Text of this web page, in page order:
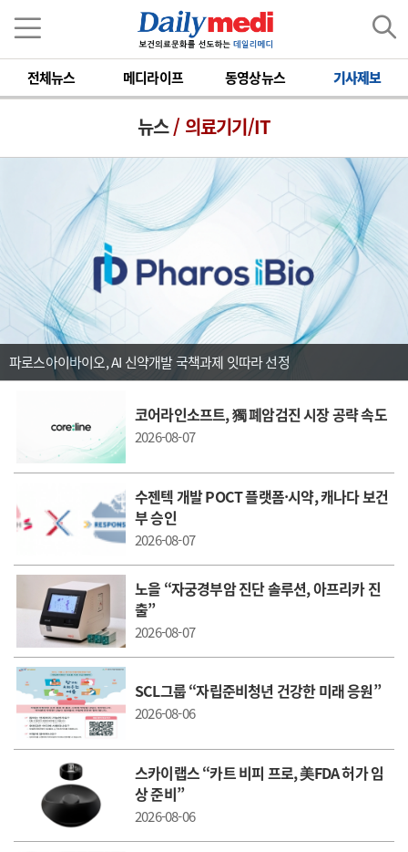
전체뉴스 메디라이프 동영상뉴스 기사제보
뉴스/ 의료기기/IT
파로스아이바이오, AI 신약개발 국책과제 잇따라 선정
코어라인소프트, 獨 폐암검진 시장 공략 속도
2026-08-07
수젠텍 개발 POCT 플랫폼·시약, 캐나다 보건
부 승인
2026-08-07
노을 “자궁경부암 진단 솔루션, 아프리카 진
출”
2026-08-07
SCL그룹 “자립준비청년 건강한 미래 응원”
2026-08-06
스카이랩스 “카트 비피 프로, 美FDA 허가 임
상 준비”
2026-08-06